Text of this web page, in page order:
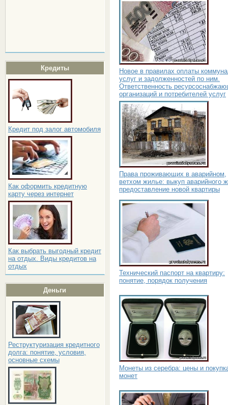
Кредиты
Кредит под залог автомобиля
Как оформить кредитную
карту через интернет
Как выбрать выгодный кредит
на отдых. Виды кредитов на
отдых
Деньги
Реструктуризация кредитного
долга: понятие, условия,
основные схемы
Новое в правилах оплаты
услуг и задолженностей по ним.
Ответственность
организаций и потребителей услуг
Права проживающих в аварийном,
ветхом жилье: выкуп аварийного
предоставление новой квартиры
Технический паспорт на квартиру:
понятие, порядок получения
Монеты из серебра: цены и
монет